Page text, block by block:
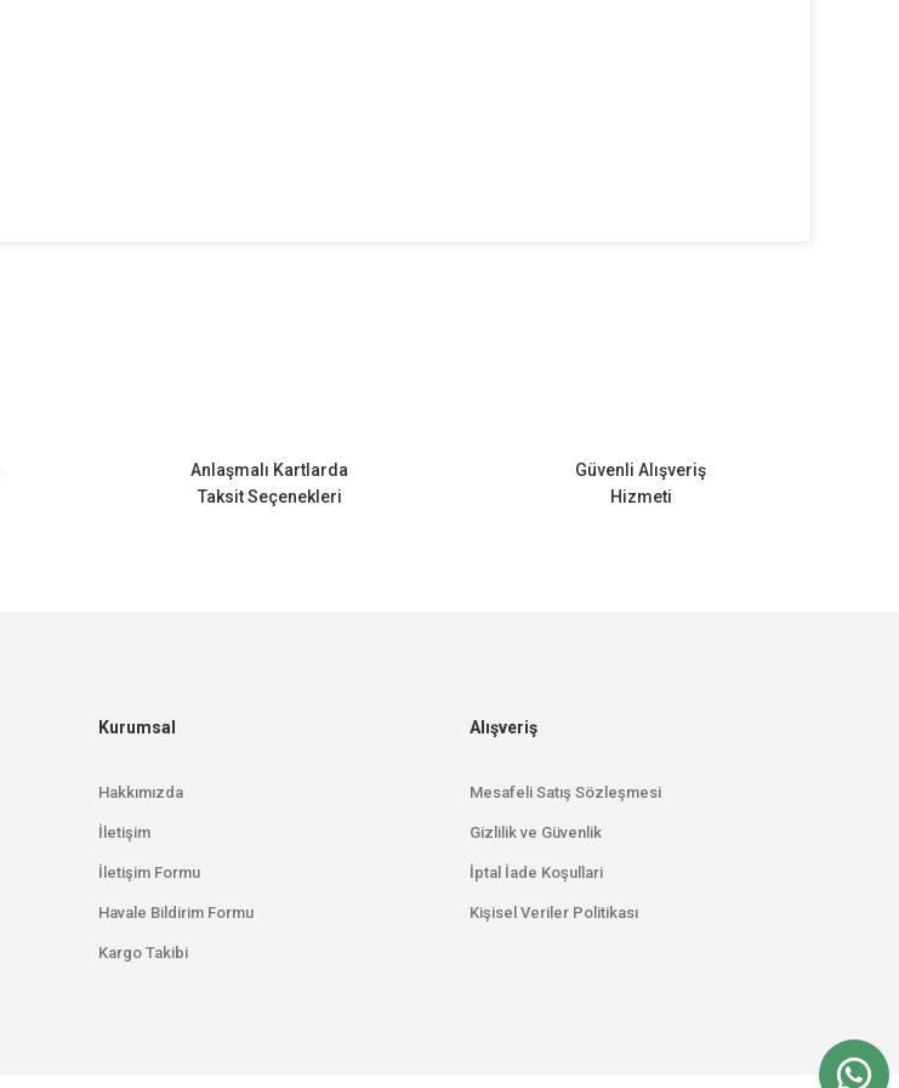
Anlaşmalı Kartlarda
Taksit Seçenekleri
Güvenli Alışveriş
Hizmeti
Kurumsal
Hakkımızda
İletişim
İletişim Formu
Havale Bildirim Formu
Kargo Takibi
Alışveriş
Mesafeli Satış Sözleşmesi
Gizlilik ve Güvenlik
İptal İade Koşullari
Kişisel Veriler Politikası